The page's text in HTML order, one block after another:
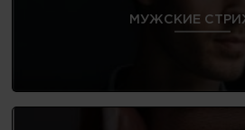
МУЖСКИЕ